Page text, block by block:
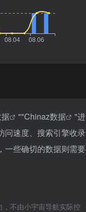
""Chinaz数据
"进
问速度、搜索引擎收录
一些确切的数据则需要
不由小宇宙导航实际控